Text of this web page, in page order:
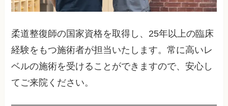
柔道整復師の国家資格を取得し、25年以上の臨床
経験をもつ施術者が担当いたします。常に高いレ
ベルの施術を受けることができますので、安心し
てご来院ください。